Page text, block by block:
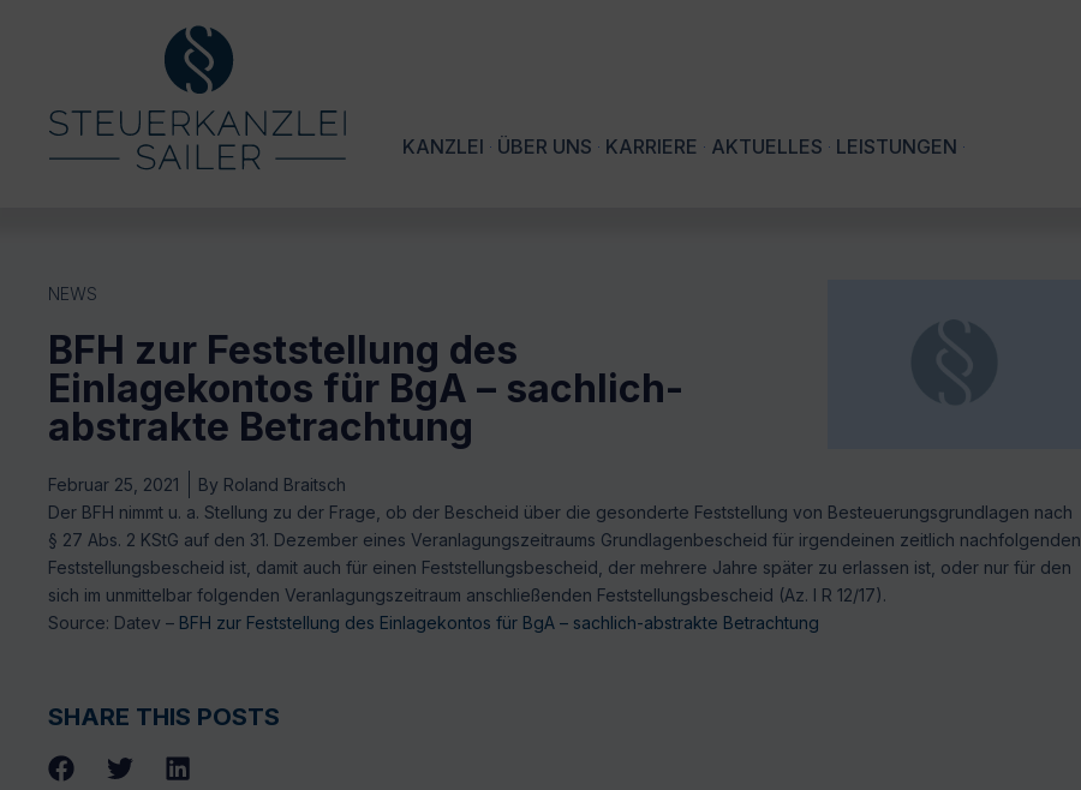
KANZLEI ÜBER UNS KARRIERE AKTUELLES LEISTUNGEN
NEWS
BFH zur Feststellung des
Einlagekontos für BgA – sachlich-
abstrakte Betrachtung
Februar 25, 2021 By Roland Braitsch
Der BFH nimmt u. a. Stellung zu der Frage, ob der Bescheid über die gesonderte Feststellung von Besteuerungsgrundlagen nach
§ 27 Abs. 2 KStG auf den 31. Dezember eines Veranlagungszeitraums Grundlagenbescheid für irgendeinen zeitlich nachfolgenden
Feststellungsbescheid ist, damit auch für einen Feststellungsbescheid, der mehrere Jahre später zu erlassen ist, oder nur für den
sich im unmittelbar folgenden Veranlagungszeitraum anschließenden Feststellungsbescheid (Az. I R 12/17).
Source: Datev – BFH zur Feststellung des Einlagekontos für BgA – sachlich-abstrakte Betrachtung
SHARE THIS POSTS